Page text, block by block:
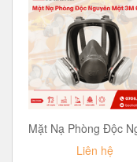
Liên hệ